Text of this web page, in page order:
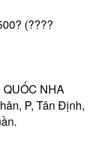
(????
QUỐC NHA
P, Tân Định,